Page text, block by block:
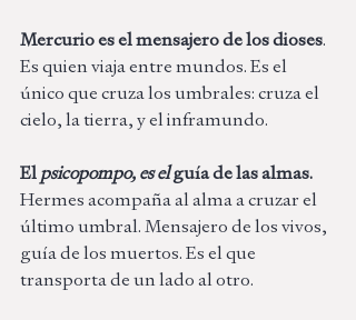
Mercurio es el mensajero de los dioses.
Es quien viaja entre mundos. Es el
único que cruza los umbrales: cruza el
cielo, la tierra, y el inframundo.
El psicopompo, es el guía de las almas.
Hermes acompaña al alma a cruzar el
último umbral. Mensajero de los vivos,
guía de los muertos. Es el que
transporta de un lado al otro.